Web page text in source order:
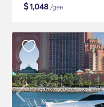
$1,048 /ден